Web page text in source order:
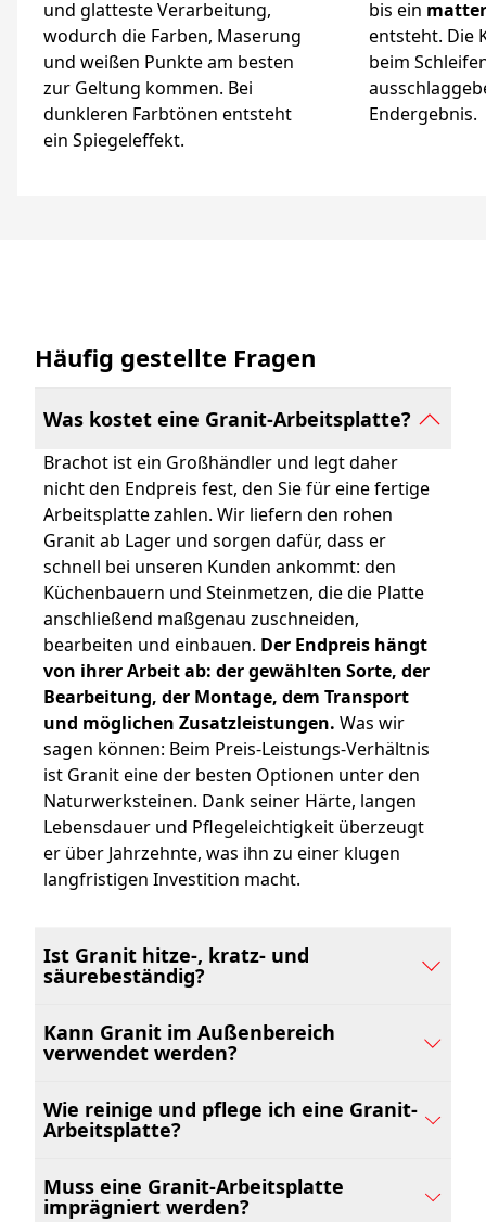
und glatteste Verarbeitung,
wodurch die Farben, Maserung
und weißen Punkte am besten
zur Geltung kommen. Bei
dunkleren Farbtönen entsteht
ein Spiegeleffekt.
bis ein matter
entsteht. Die
beim
Endergebnis.
Häufig gestellte Fragen
Was kostet eine Granit-Arbeitsplatte?
Brachot ist ein Großhändler und legt daher
nicht den Endpreis fest, den Sie für eine fertige
Arbeitsplatte zahlen. Wir liefern den rohen
Granit ab Lager und sorgen dafür, dass er
schnell bei unseren Kunden ankommt: den
Küchenbauern und Steinmetzen, die die Platte
anschließend maßgenau zuschneiden,
bearbeiten und einbauen. Der Endpreis hängt
von ihrer Arbeit ab: der gewählten Sorte, der
Bearbeitung, der Montage, dem Transport
und möglichen Zusatzleistungen. Was wir
sagen können: Beim Preis-Leistungs-Verhältnis
ist Granit eine der besten Optionen unter den
Naturwerksteinen. Dank seiner Härte, langen
Lebensdauer und Pflegeleichtigkeit überzeugt
er über Jahrzehnte, was ihn zu einer klugen
langfristigen Investition macht.
Ist Granit hitze-, kratz- und
säurebeständig?
Kann Granit im Außenbereich
verwendet werden?
Wie reinige und pflege ich eine Granit-
Arbeitsplatte?
Muss eine Granit-Arbeitsplatte
imprägniert werden?